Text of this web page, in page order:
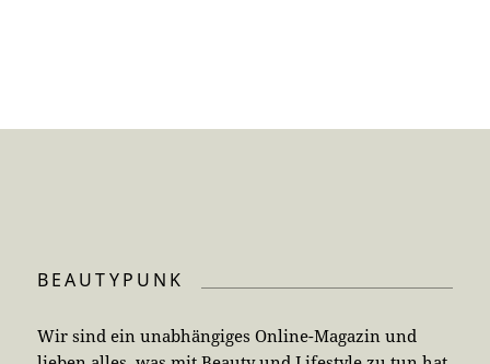
BEAUTYPUNK
Wir sind ein unabhängiges Online-Magazin und